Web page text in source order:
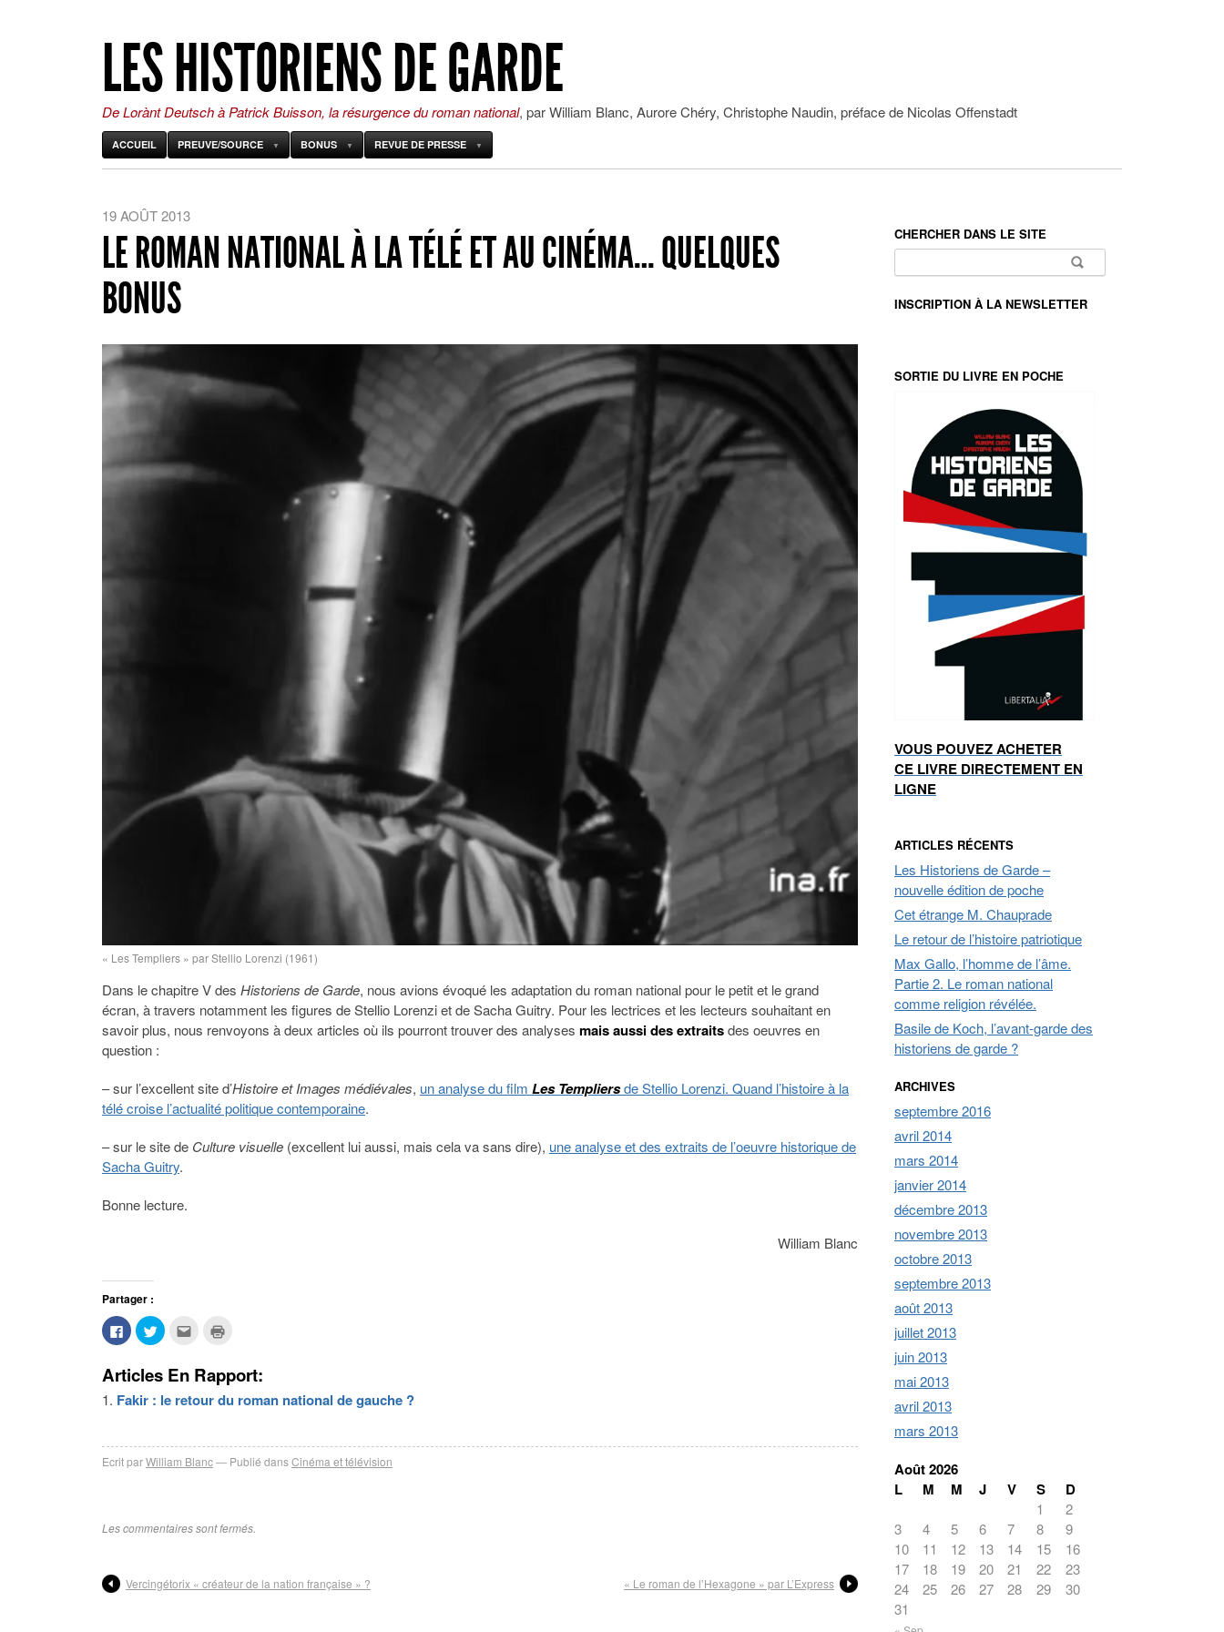
LES HISTORIENS DE GARDE
De Lorànt Deutsch à Patrick Buisson, la résurgence du roman national, par William Blanc, Aurore Chéry, Christophe Naudin, préface de Nicolas Offenstadt
ACCUEIL PREUVE/SOURCE BONUS REVUE DE PRESSE
19 AOÛT 2013
LE ROMAN NATIONAL À LA TÉLÉ ET AU CINÉMA… QUELQUES
BONUS
« Les Templiers » par Stellio Lorenzi (1961)
Dans le chapitre V des Historiens de Garde, nous avions évoqué les adaptation du roman national pour le petit et le grand
écran, à travers notamment les figures de Stellio Lorenzi et de Sacha Guitry. Pour les lectrices et les lecteurs souhaitant en
savoir plus, nous renvoyons à deux articles où ils pourront trouver des analyses mais aussi des extraitsdes oeuvres en
question :
– sur l’excellent site d’Histoire et Images médiévales, un analyse du film Les Templiersde Stellio Lorenzi. Quand l’histoire à la
télé croise l’actualité politique contemporaine.
– sur le site de Culture visuelle (excellent lui aussi, mais cela va sans dire), une analyse et des extraits de l’oeuvre historique de
Sacha Guitry.
Bonne lecture.
William Blanc
Partager :
Cliquez
pour
partager
Facebook(ouvre
dans
une
nouvelle
Cliquez
pour
Twitter(ouvre
dans
une
nouvelle
Cliquez
pour
e-
mail
un
nouvelle
fenêtre)
une
nouvelle
Articles En Rapport:
Fakir : le retour du roman national de gauche ?
Ecrit parWilliam Blanc Publié dansCinéma et télévision
Les commentaires sont fermés.
Vercingétorix « créateur de la nation française » ? « Le roman de l’Hexagone » par L’Express
CHERCHER DANS LE SITE
INSCRIPTION À LA NEWSLETTER
SORTIE DU LIVRE EN POCHE
VOUS POUVEZ ACHETER
CE LIVRE DIRECTEMENT EN
LIGNE
ARTICLES RÉCENTS
Les Historiens de Garde –
nouvelle édition de poche
Cet étrange M. Chauprade
Le retour de l’histoire patriotique
Max Gallo, l’homme de l’âme.
Partie 2. Le roman national
comme religion révélée.
Basile de Koch, l’avant-garde des
historiens de garde ?
ARCHIVES
septembre 2016
avril 2014
mars 2014
janvier 2014
décembre 2013
novembre 2013
octobre 2013
septembre 2013
août 2013
juillet 2013
juin 2013
mai 2013
avril 2013
mars 2013
Août 2026
L
M M J V S D
1
2
3
4 5 6 7 8
9
10
11 12 13 14 15
16
17
18 19 20 21 22
23
24
25 26 27 28 29
30
31